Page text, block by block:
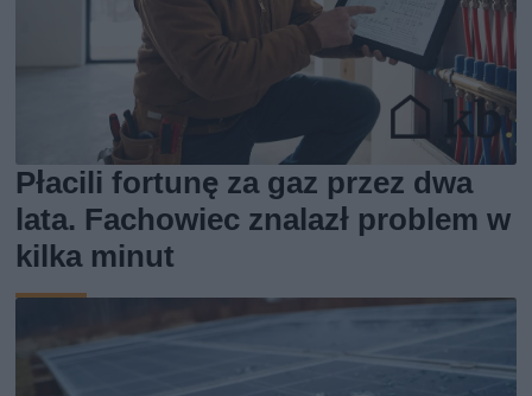
Płacili fortunę za gaz przez dwa
lata. Fachowiec znalazł problem w
kilka minut